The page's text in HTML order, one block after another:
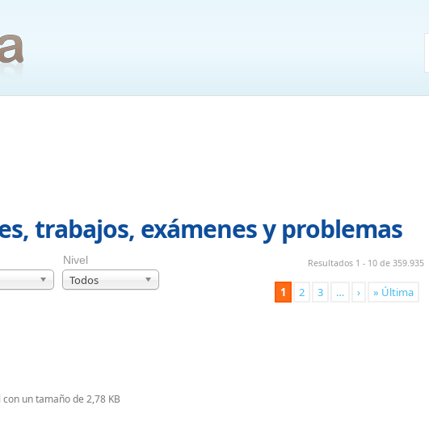
trabajos, exámenes y problemas
Nivel
Todos
Resultados 1 - 10 de 359.935
1 2 3 … › » Última
un tamaño de 2,78 KB